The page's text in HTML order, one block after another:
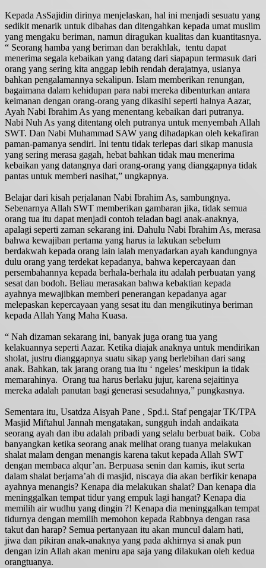
Kepada AsSajidin dirinya menjelaskan, hal ini menjadi sesuatu yang
sedikit menarik untuk dibahas dan ditengahkan kepada umat muslim
yang mengaku beriman, namun diragukan kualitas dan kuantitasnya.
“ Seorang hamba yang beriman dan berakhlak, tentu dapat
menerima segala kebaikan yang datang dari siapapun termasuk dari
orang yang sering kita anggap lebih rendah derajatnya, usianya
bahkan pengalamannya sekalipun. Islam memberikan renungan,
bagaimana dalam kehidupan para nabi mereka dibenturkan antara
keimanan dengan orang-orang yang dikasihi seperti halnya Aazar,
Ayah Nabi Ibrahim As yang menentang kebaikan dari putranya.
Nabi Nuh As yang ditentang oleh putranya untuk menyembah Allah
SWT. Dan Nabi Muhammad SAW yang dihadapkan oleh kekafiran
paman-pamanya sendiri. Ini tentu tidak terlepas dari sikap manusia
yang sering merasa gagah, hebat bahkan tidak mau menerima
kebaikan yang datangnya dari orang-orang yang dianggapnya tidak
pantas untuk memberi nasihat,” ungkapnya.
Belajar dari kisah perjalanan Nabi Ibrahim As, sambungnya.
Sebenarnya Allah SWT memberikan gambaran jika, tidak semua
orang tua itu dapat menjadi contoh teladan bagi anak-anaknya,
apalagi seperti zaman sekarang ini. Dahulu Nabi Ibrahim As, merasa
bahwa kewajiban pertama yang harus ia lakukan sebelum
berdakwah kepada orang lain ialah menyadarkan ayah kandungnya
dulu orang yang terdekat kepadanya, bahwa kepercayaan dan
persembahannya kepada berhala-berhala itu adalah perbuatan yang
sesat dan bodoh. Beliau merasakan bahwa kebaktian kepada
ayahnya mewajibkan memberi penerangan kepadanya agar
melepaskan kepercayaan yang sesat itu dan mengikutinya beriman
kepada Allah Yang Maha Kuasa.
“ Nah dizaman sekarang ini, banyak juga orang tua yang
kelakuannya seperti Aazar. Ketika diajak anaknya untuk mendirikan
sholat, justru dianggapnya suatu sikap yang berlebihan dari sang
anak. Bahkan, tak jarang orang tua itu ‘ ngeles’ meskipun ia tidak
memarahinya. Orang tua harus berlaku jujur, karena sejaitinya
mereka adalah panutan bagi generasi sesudahnya,” pungkasnya.
Sementara itu, Usatdza Aisyah Pane , Spd.i. Staf pengajar TK/TPA
Masjid Miftahul Jannah mengatakan, sungguh indah andaikata
seorang ayah dan ibu adalah pribadi yang selalu berbuat baik. Coba
banyangkan ketika seorang anak melihat orang tuanya melakukan
shalat malam dengan menangis karena takut kepada Allah SWT
dengan membaca alqur’an. Berpuasa senin dan kamis, ikut serta
dalam shalat berjama’ah di masjid, niscaya dia akan berfikir kenapa
ayahnya menangis? Kenapa dia melakukan shalat? Dan kenapa dia
meninggalkan tempat tidur yang empuk lagi hangat? Kenapa dia
memilih air wudhu yang dingin ?! Kenapa dia meninggalkan tempat
tidurnya dengan memilih memohon kepada Rabbnya dengan rasa
takut dan harap? Semua pertanyaan itu akan muncul dalam hati,
jiwa dan pikiran anak-anaknya yang pada akhirnya si anak pun
dengan izin Allah akan meniru apa saja yang dilakukan oleh kedua
orangtuanya.